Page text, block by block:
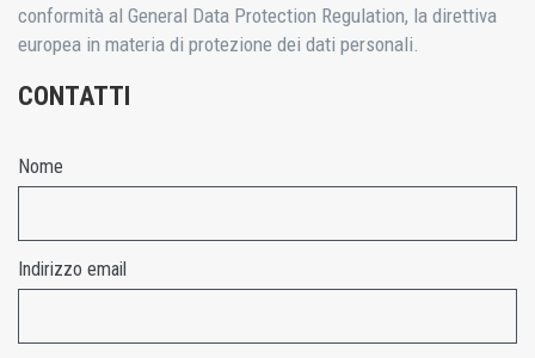
conformità al General Data Protection Regulation, la direttiva
europea in materia di protezione dei dati personali.
CONTATTI
Nome
Indirizzo email